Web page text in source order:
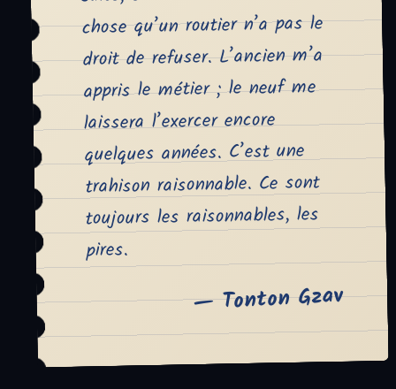
chose qu’un routier n’a pas le
droit de refuser. L’ancien m’a
appris le métier ; le neuf me
laissera l’exercer encore
quelques années. C’est une
trahison raisonnable. Ce sont
toujours les raisonnables, les
pires.
— Tonton Gzav